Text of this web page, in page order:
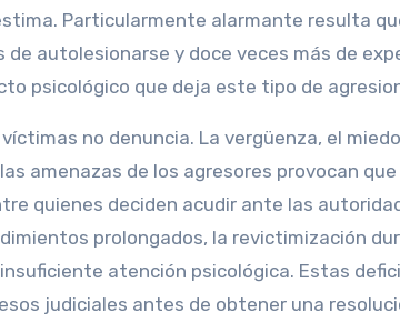
Particularmente alarmante resulta
autolesionarse y doce veces más de
psicológico que deja este tipo de
no denuncia. La vergüenza, el
amenazas de los agresores provocan
quienes deciden acudir ante las
prolongados, la revictimización
atención psicológica. Estas
judiciales antes de obtener una